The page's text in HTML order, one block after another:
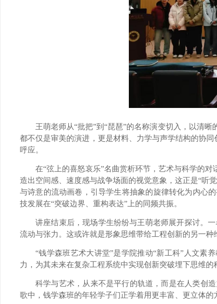
王萌老师从“批把”到“琵琶”的名称演变切入，以清
都不仅是审美的演进，更是材料、力学与声学结构的协
呼应。
在“弦上的喜怒哀乐”名曲赏析环节，艺术与科学的
造出空间感、速度感与战争场面的视觉意象，这正是“听
与诗意的流动画卷，引导学生将抽象的旋律转化为内心
技发展在“突破边界、重构表达”上的同频共振。
讲座结束后，现场学生纷纷与王萌老师展开探讨。
流动与张力。这或许就是形象思维带给工程创新的另一种
“钱学森班艺术大讲堂”是学院推动“新工科”人文素
力，为其未来在复杂工程系统中实现创新突破埋下思维的
科学与艺术，从来不是平行的轨道，而是在人类创
歌中，钱学森班的年轻学子们正学着用更丰富、更立体